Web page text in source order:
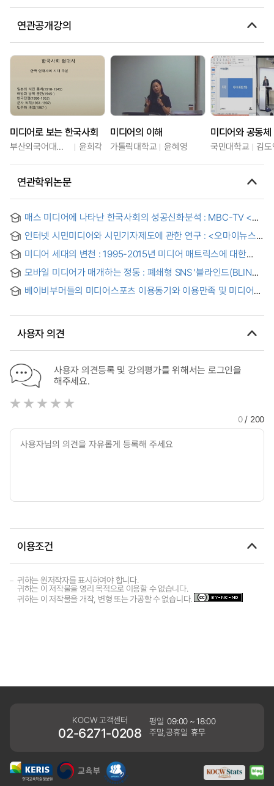
연관공개강의
미디어로 보는 한국사회
부산외국어대학교 윤희각
미디어의 이해
가톨릭대학교 윤혜영
미디어와 공동체
국민대학교 김
연관학위논문
매스 미디어에 나타난 한국사회의 성공신화분석 : MBC-TV <
Social success in Korean Broadcasting : With a MBC-TV
인터넷 시민미디어와 시민기자제도에 관한 연구 : <오마이뉴스>
system : the case study of online-only newspaper
미디어 세대의 변천 : 1995-2015년 미디어 매트릭스에 대한
모바일 미디어가 매개하는 정동 : 폐쇄형 SNS '블라인드(BLIND)'
베이비부머들의 미디어스포츠 이용동기와 이용만족 및 미디어적
사용자 의견
사용자 의견등록 및 강의평가를 위해서는 로그인을
해주세요.
0/ 200
이용조건
귀하는 원저작자를 표시하여야 합니다.
귀하는 이 저작물을 영리 목적으로 이용할 수 없습니다.
귀하는 이 저작물을 개작, 변형 또는 가공할 수 없습니다.
KOCW 고객센터
02-6271-0208
평일 09:00 ~ 18:00
주말,공휴일 휴무